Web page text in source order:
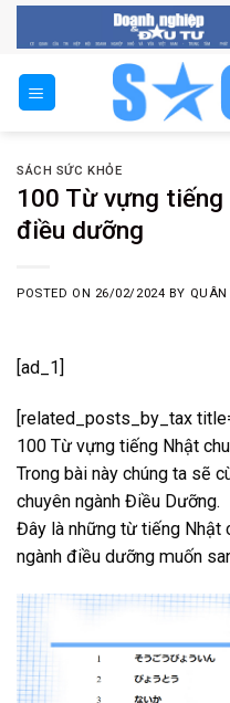
content
SÁCH SỨC KHỎE
100 Từ vựng tiếng
điều dưỡng
POSTED ON 26/02/2024 BY QUÂN
[ad_1]
[related_posts_by_tax
100 Từ vựng tiếng Nhật
Trong bài này chúng ta sẽ
chuyên ngành Điều Dưỡng.
Đây là những từ tiếng Nhật
ngành điều dưỡng muốn